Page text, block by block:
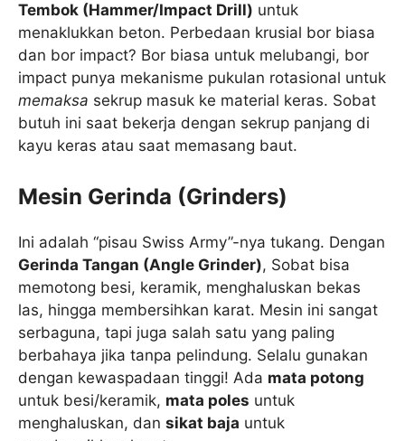
Tembok (Hammer/Impact Drill) untuk
menaklukkan beton. Perbedaan krusial bor biasa
dan bor impact? Bor biasa untuk melubangi, bor
impact punya mekanisme pukulan rotasional untuk
memaksa sekrup masuk ke material keras. Sobat
butuh ini saat bekerja dengan sekrup panjang di
kayu keras atau saat memasang baut.
Mesin Gerinda (Grinders)
Ini adalah “pisau Swiss Army”-nya tukang. Dengan
Gerinda Tangan (Angle Grinder), Sobat bisa
memotong besi, keramik, menghaluskan bekas
las, hingga membersihkan karat. Mesin ini sangat
serbaguna, tapi juga salah satu yang paling
berbahaya jika tanpa pelindung. Selalu gunakan
dengan kewaspadaan tinggi! Ada mata potong
untuk besi/keramik, mata poles untuk
menghaluskan, dan sikat baja untuk